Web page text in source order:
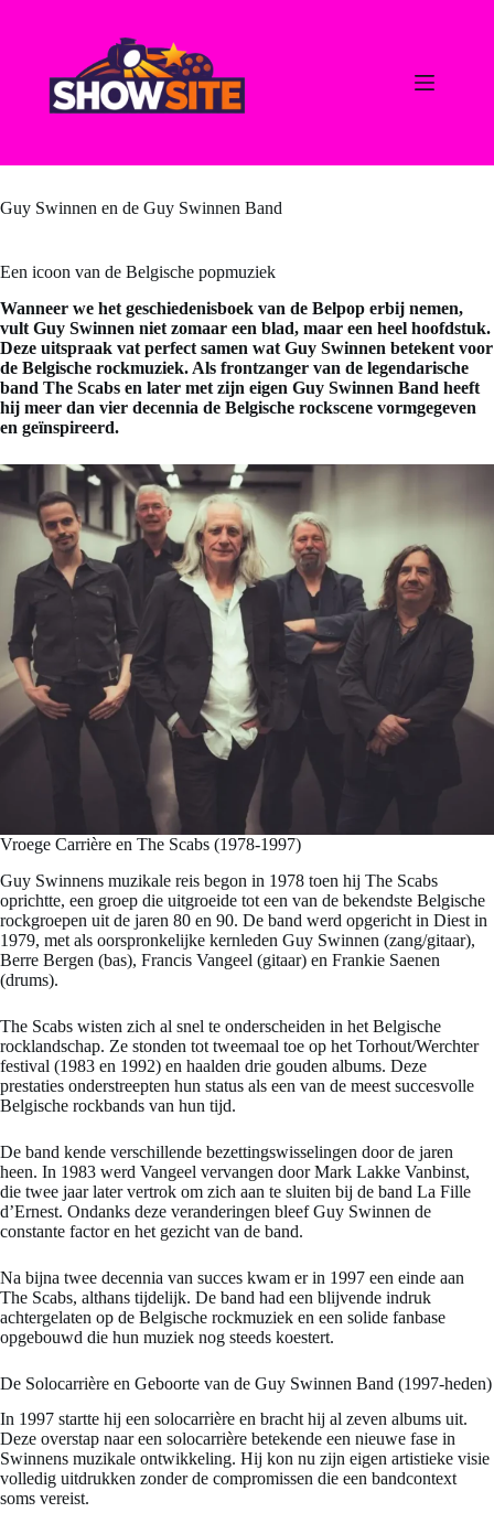
Guy Swinnen en de Guy Swinnen Band
Een icoon van de Belgische popmuziek
Wanneer we het geschiedenisboek van de Belpop erbij nemen,
vult Guy Swinnen niet zomaar een blad, maar een heel hoofdstuk.
Deze uitspraak vat perfect samen wat Guy Swinnen betekent voor
de Belgische rockmuziek. Als frontzanger van de legendarische
band The Scabs en later met zijn eigen Guy Swinnen Band heeft
hij meer dan vier decennia de Belgische rockscene vormgegeven
en geïnspireerd.
Vroege Carrière en The Scabs (1978-1997)
Guy Swinnens muzikale reis begon in 1978 toen hij The Scabs
oprichtte, een groep die uitgroeide tot een van de bekendste Belgische
rockgroepen uit de jaren 80 en 90. De band werd opgericht in Diest in
1979, met als oorspronkelijke kernleden Guy Swinnen (zang/gitaar),
Berre Bergen (bas), Francis Vangeel (gitaar) en Frankie Saenen
(drums).
The Scabs wisten zich al snel te onderscheiden in het Belgische
rocklandschap. Ze stonden tot tweemaal toe op het Torhout/Werchter
festival (1983 en 1992) en haalden drie gouden albums. Deze
prestaties onderstreepten hun status als een van de meest succesvolle
Belgische rockbands van hun tijd.
De band kende verschillende bezettingswisselingen door de jaren
heen. In 1983 werd Vangeel vervangen door Mark Lakke Vanbinst,
die twee jaar later vertrok om zich aan te sluiten bij de band La Fille
d’Ernest. Ondanks deze veranderingen bleef Guy Swinnen de
constante factor en het gezicht van de band.
Na bijna twee decennia van succes kwam er in 1997 een einde aan
The Scabs, althans tijdelijk. De band had een blijvende indruk
achtergelaten op de Belgische rockmuziek en een solide fanbase
opgebouwd die hun muziek nog steeds koestert.
De Solocarrière en Geboorte van de Guy Swinnen Band (1997-heden)
In 1997 startte hij een solocarrière en bracht hij al zeven albums uit.
Deze overstap naar een solocarrière betekende een nieuwe fase in
Swinnens muzikale ontwikkeling. Hij kon nu zijn eigen artistieke visie
volledig uitdrukken zonder de compromissen die een bandcontext
soms vereist.